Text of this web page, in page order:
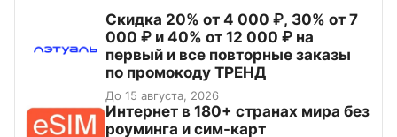
Скидка 20% от 4 000 ₽, 30% от 7
000 ₽ и 40% от 12 000 ₽ на
первый и все повторные заказы
по промокоду ТРЕНД
До 15 августа, 2026
Интернет в 180+ странах мира без
роуминга и сим-карт